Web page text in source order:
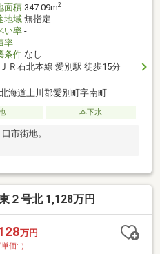
面積347.09m2
地域無指定
い率-
率-
条件なし
ＪＲ石北本線 愛別駅 徒歩15分
北海道上川郡愛別町字南町
本下水
市街地。
２号北 1,128万円
万円
単価:-）